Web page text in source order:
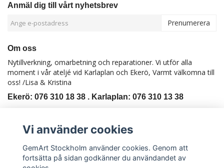
Anmäl dig till vårt nyhetsbrev
Prenumerera
Om oss
Nytillverkning, omarbetning och reparationer. Vi utför alla
moment i vår ateljé vid Karlaplan och Ekerö, Varmt välkomna till
oss! /Lisa & Kristina
Ekerö: 076 310 18 38 . Karlaplan: 076 310 13 38
KöpvillkorVi använder cookies
GemArt Stockholm använder cookies. Genom att
fortsätta på sidan godkänner du användandet av